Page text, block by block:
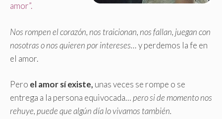
amor”.
Nos rompen el corazón, nos traicionan, nos fallan, juegan con
nosotras o nos quieren por intereses…y perdemos la fe en
el amor.
Pero el amor sí existe, unas veces se rompe o se
entrega a la persona equivocada… pero si de momento nos
rehuye, puede que algún día lo vivamos también.